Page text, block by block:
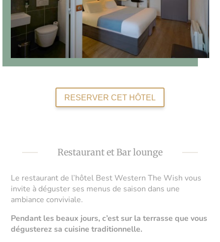
RESERVER CET HÔTEL
Restaurant et Bar lounge
Le restaurant de l’hôtel Best Western The Wish vous
invite à déguster ses menus de saison dans une
ambiance conviviale.
Pendant les beaux jours, c’est sur la terrasse que vous
dégusterez sa cuisine traditionnelle.